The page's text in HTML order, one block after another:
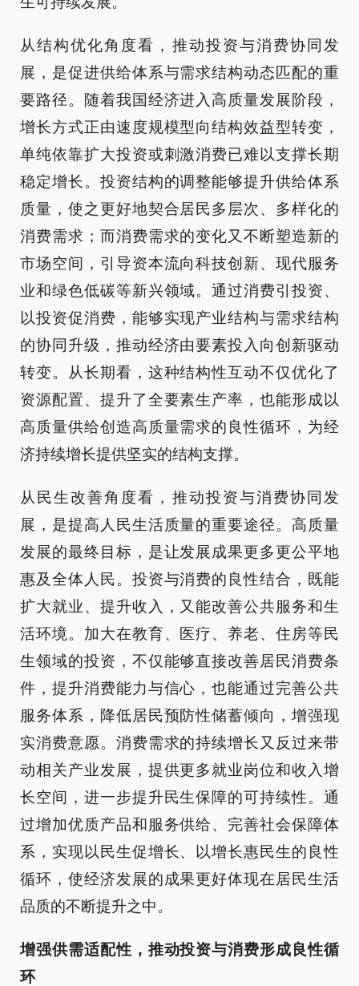
从结构优化角度看，推动投资与消费协同发
展，是促进供给体系与需求结构动态匹配的重
要路径。随着我国经济进入高质量发展阶段，
增长方式正由速度规模型向结构效益型转变，
单纯依靠扩大投资或刺激消费已难以支撑长期
稳定增长。投资结构的调整能够提升供给体系
质量，使之更好地契合居民多层次、多样化的
消费需求；而消费需求的变化又不断塑造新的
市场空间，引导资本流向科技创新、现代服务
业和绿色低碳等新兴领域。通过消费引投资、
以投资促消费，能够实现产业结构与需求结构
的协同升级，推动经济由要素投入向创新驱动
转变。从长期看，这种结构性互动不仅优化了
资源配置、提升了全要素生产率，也能形成以
高质量供给创造高质量需求的良性循环，为经
济持续增长提供坚实的结构支撑。
从民生改善角度看，推动投资与消费协同发
展，是提高人民生活质量的重要途径。高质量
发展的最终目标，是让发展成果更多更公平地
惠及全体人民。投资与消费的良性结合，既能
扩大就业、提升收入，又能改善公共服务和生
活环境。加大在教育、医疗、养老、住房等民
生领域的投资，不仅能够直接改善居民消费条
件，提升消费能力与信心，也能通过完善公共
服务体系，降低居民预防性储蓄倾向，增强现
实消费意愿。消费需求的持续增长又反过来带
动相关产业发展，提供更多就业岗位和收入增
长空间，进一步提升民生保障的可持续性。通
过增加优质产品和服务供给、完善社会保障体
系，实现以民生促增长、以增长惠民生的良性
循环，使经济发展的成果更好体现在居民生活
品质的不断提升之中。
增强供需适配性，推动投资与消费形成良性循
环